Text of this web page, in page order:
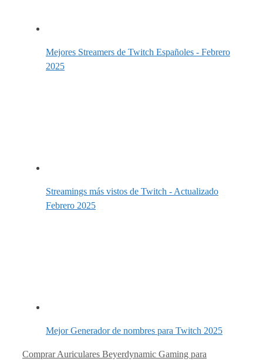
Mejores Streamers de Twitch Españoles - Febrero
2025
Streamings más vistos de Twitch - Actualizado
Febrero 2025
Mejor Generador de nombres para Twitch 2025
Comprar Auriculares Beyerdynamic Gaming para